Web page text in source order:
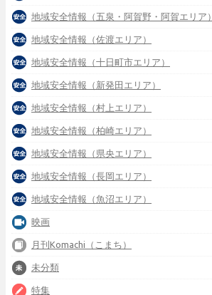
地域安全情報（五泉・阿賀野・阿賀エリア）
地域安全情報（佐渡エリア）
地域安全情報（十日町市エリア）
地域安全情報（新発田エリア）
地域安全情報（村上エリア）
地域安全情報（柏崎エリア）
地域安全情報（県央エリア）
地域安全情報（長岡エリア）
地域安全情報（魚沼エリア）
映画
月刊Komachi（こまち）
未分類
特集